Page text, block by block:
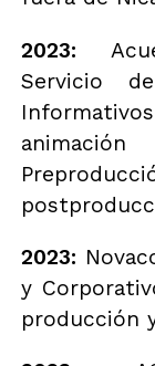
2023:
Servicio
2023:
y
producción